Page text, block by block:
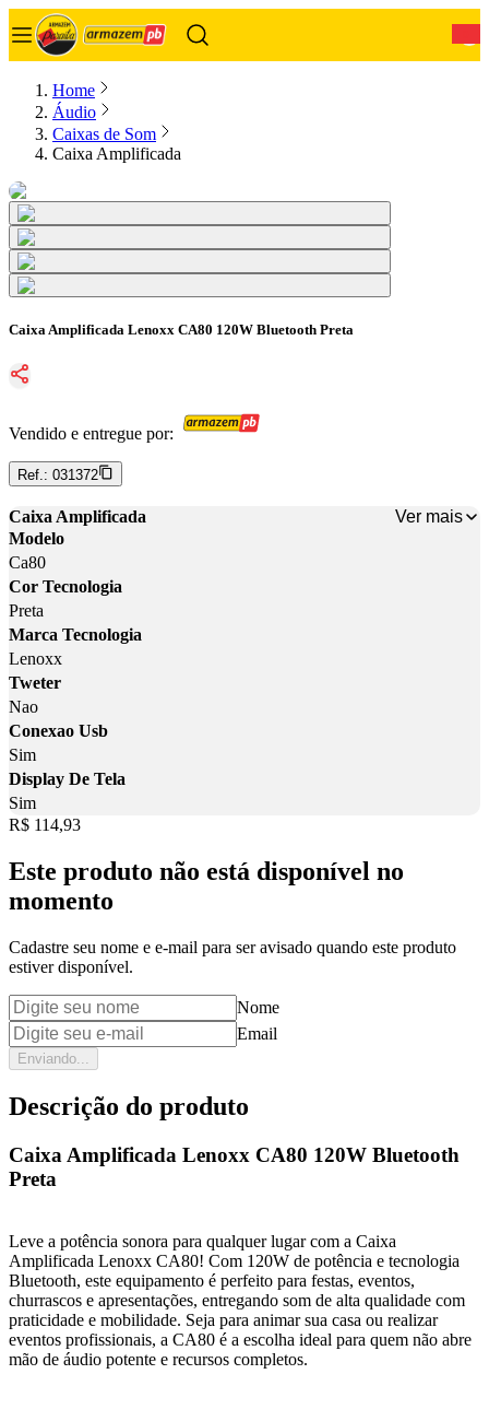
Home
Áudio
Caixas de Som
Caixa Amplificada
Caixa Amplificada Lenoxx CA80 120W Bluetooth Preta
Vendido e entregue por:
Ref.: 031372
Caixa Amplificada
Ver mais
Modelo
Ca80
Cor Tecnologia
Preta
Marca Tecnologia
Lenoxx
Tweter
Nao
Conexao Usb
Sim
Display De Tela
Sim
Price:
R$ 114,93
Este produto não está disponível no
momento
Cadastre seu nome e e-mail para ser avisado quando este produto
estiver disponível.
Nome
Email
Enviando...
Descrição do produto
Caixa Amplificada Lenoxx CA80 120W Bluetooth
Preta
Leve a potência sonora para qualquer lugar com a Caixa
Amplificada Lenoxx CA80! Com 120W de potência e tecnologia
Bluetooth, este equipamento é perfeito para festas, eventos,
churrascos e apresentações, entregando som de alta qualidade com
praticidade e mobilidade. Seja para animar sua casa ou realizar
eventos profissionais, a CA80 é a escolha ideal para quem não abre
mão de áudio potente e recursos completos.